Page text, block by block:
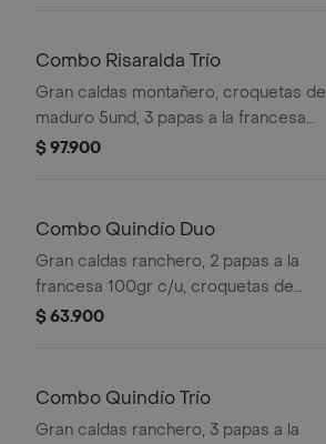
Combo Risaralda Trío
Gran caldas montañero, croquetas de
maduro 5und, 3 papas a la francesa
100gr c/u, 3 gaseosas o guandolos
$ 97.900
Combo Quindío Duo
Gran caldas ranchero, 2 papas a la
francesa 100gr c/u, croquetas de
maduro 5und, 2 gaseosas o
$ 63.900
Combo Quindío Trío
Gran caldas ranchero, 3 papas a la